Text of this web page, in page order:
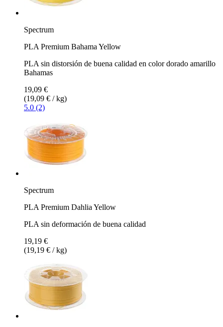
Spectrum
PLA Premium Bahama Yellow
PLA sin distorsión de buena calidad en color dorado amarillo
Bahamas
19,09 €
(19,09 € / kg)
5.0 (2)
Spectrum
PLA Premium Dahlia Yellow
PLA sin deformación de buena calidad
19,19 €
(19,19 € / kg)